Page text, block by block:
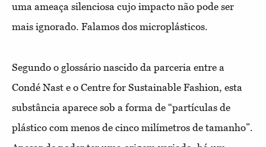
uma ameaça silenciosa cujo impacto não pode ser
mais ignorado. Falamos dos microplásticos.
Segundo o glossário nascido da parceria entre a
Condé Nast e o Centre for Sustainable Fashion, esta
substância aparece sob a forma de “partículas de
plástico com menos de cinco milímetros de tamanho”.